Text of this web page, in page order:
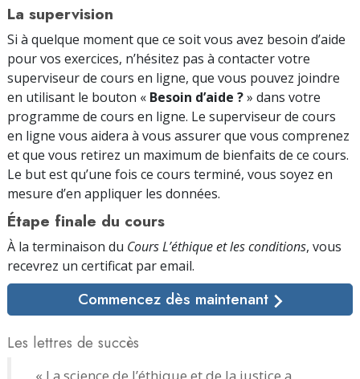
La supervision
Si à quelque moment que ce soit vous avez besoin d’aide
pour vos exercices, n’hésitez pas à contacter votre
superviseur de cours en ligne, que vous pouvez joindre
en utilisant le bouton « Besoin d’aide ?» dans votre
programme de cours en ligne. Le superviseur de cours
en ligne vous aidera à vous assurer que vous comprenez
et que vous retirez un maximum de bienfaits de ce cours.
Le but est qu’une fois ce cours terminé, vous soyez en
mesure d’en appliquer les données.
Étape finale du cours
À la terminaison du Cours L’éthique et les conditions, vous
recevrez un certificat paremail.
Commencez dès maintenant
Les lettres de succès
« La science de l’éthique et de la justice a